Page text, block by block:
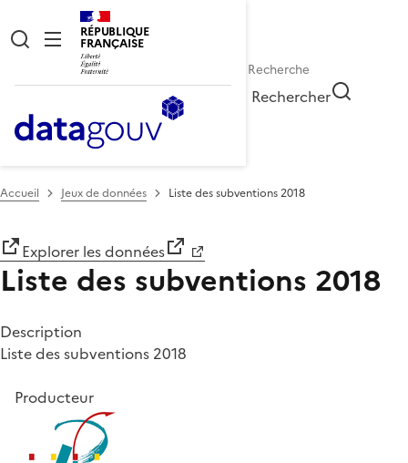
RÉPUBLIQUE
FRANÇAISE
Rechercher
Accueil Jeux de données Liste des subventions 2018
Explorer les données
Liste des subventions 2018
Description
Liste des subventions 2018
Producteur